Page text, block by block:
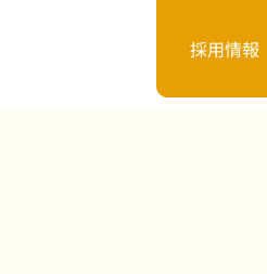
採用情報